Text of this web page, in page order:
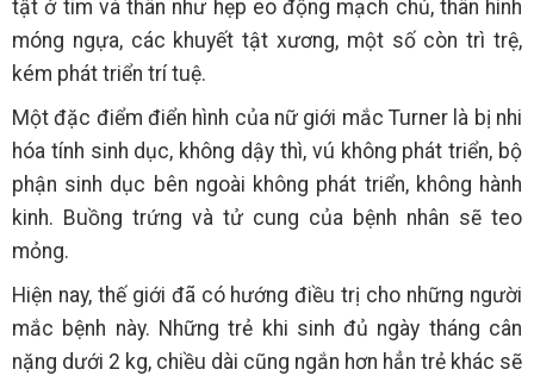
tật ở tim và thân như hẹp eo động mạch chủ, thân hình
móng ngựa, các khuyết tật xương, một số còn trì trệ,
kém phát triển trí tuệ.
Một đặc điểm điển hình của nữ giới mắc Turner là bị nhi
hóa tính sinh dục, không dậy thì, vú không phát triển, bộ
phận sinh dục bên ngoài không phát triển, không hành
kinh. Buồng trứng và tử cung của bệnh nhân sẽ teo
mỏng.
Hiện nay, thế giới đã có hướng điều trị cho những người
mắc bệnh này. Những trẻ khi sinh đủ ngày tháng cân
nặng dưới 2 kg, chiều dài cũng ngắn hơn hẳn trẻ khác sẽ